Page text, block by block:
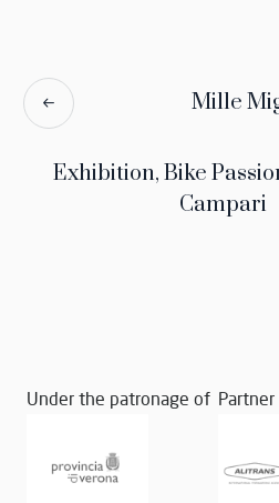
Mille
Exhibition, Bike
Campari
Under the patronage of Partner